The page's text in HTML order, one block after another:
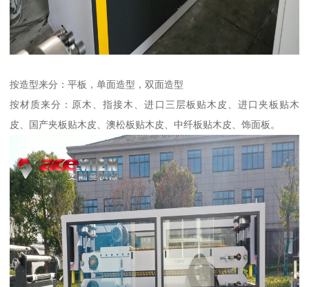
按造型来分：平板，单面造型，双面造型
按材质来分：原木、指接木、进口三层板贴木皮、进口夹板贴木
皮、国产夹板贴木皮、澳松板贴木皮、中纤板贴木皮、饰面板。